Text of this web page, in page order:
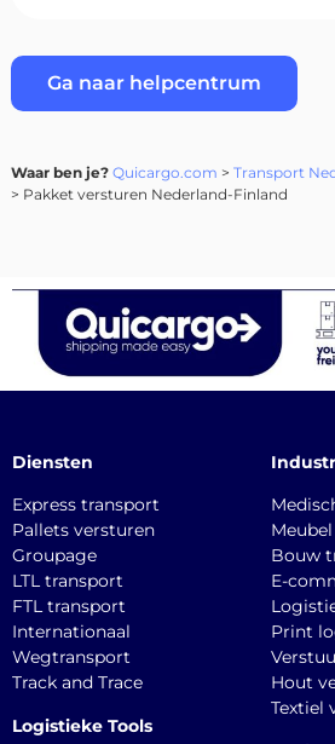
Ga naar helpcentrum
Waar ben je? Quicargo.com > Transport
> Pakket versturen Nederland-Finland
Diensten
Express transport
Pallets versturen
Groupage
LTL transport
FTL transport
Internationaal
Wegtransport
Track and Trace
Logistieke Tools
Bouw
E-
Print
Hout
Textiel